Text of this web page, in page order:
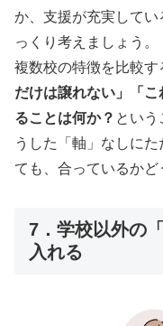
か、支援が充実して
っくり考えましょう。
複数校の特徴を比較す
だけは譲れない」「
ることは何か？ という
うした「軸」なしに
ても、合っているかど
7．学校以外の
入れる